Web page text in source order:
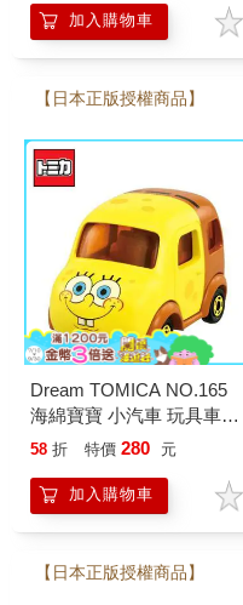
加入購物車
【日本正版授權商品】
Dream TOMICA NO.165
海綿寶寶 小汽車 玩具車
多美小汽車
58 折 特價 280 元
加入購物車
【日本正版授權商品】